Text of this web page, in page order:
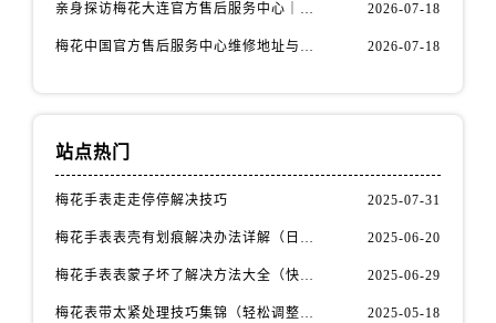
安徽省黄山市屯溪区黄山西路售后服务中心（需提前预约）
亲身探访梅花大连官方售后服务中心｜网点地址与电话（2026年7月最新） 2026-07-18
梅花中国官方售后服务中心维修地址与客服热线实地考察报告+多信源验证（2026年7月最新） 2026-07-18
站点热门
梅花手表走走停停解决技巧 2025-07-31
梅花手表表壳有划痕解决办法详解（日常保养与修复技巧指南） 2025-06-20
梅花手表表蒙子坏了解决方法大全（快速修复指南） 2025-06-29
梅花表带太紧处理技巧集锦（轻松调整佩戴舒适度的方法） 2025-05-18